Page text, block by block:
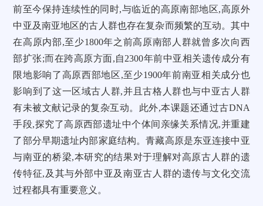
前至今保持连续性的同时,与临近的高原南部地区,高原外
中亚及南亚地区的古人群也存在复杂而频繁的互动。其中
在高原内部,至少1800年之前高原南部人群就曾多次向西
部扩张;而在跨高原方面,自2300年前中亚相关遗传成分有
限地影响了高原西部地区,至少1900年前南亚相关成分也
影响到了这一区域古人群,并且古格人群也与中亚古人群
有未被文献记录的复杂互动。此外,本课题还通过古DNA
手段,探究了高原西部遗址中个体间亲缘关系情况,并重建
了部分早期遗址内部家庭结构。青藏高原是东亚连接中亚
与南亚的桥梁,本研究的结果对于理解对高原古人群的遗
传特征,及其与外部中亚及南亚古人群的遗传与文化交流
过程都具有重要意义。